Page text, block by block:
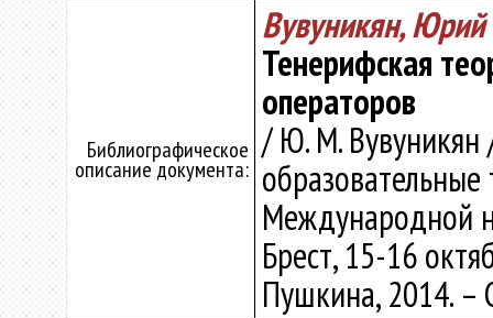
Библиографическое
описание документа:
Вувуникян,
Тенерифская
операторов
/ Ю. М. Вувуникян
Международной
Брест, 15-16
Пушкина, 2014. –